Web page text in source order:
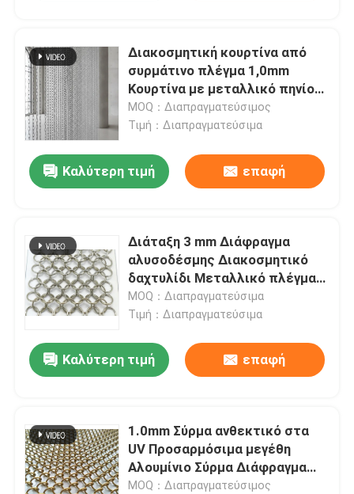
Διακοσμητική κουρτίνα από
συρμάτινο πλέγμα 1,0mm
Κουρτίνα με μεταλλικό πηνίο
με αλυσίδα για εσωτερικούς
χώρους αρχιτεκτονικής
MOQ：Διαπραγματεύσιμος
Τιμή：Διαπραγματεύσιμα
Καλύτερη τιμή επαφή
Διάταξη 3 mm Διάφραγμα
αλυσοδέσμης Διακοσμητικό
δαχτυλίδι Μεταλλικό πλέγμα
γυαλισμένο
MOQ：Διαπραγματεύσιμα
Τιμή：Διαπραγματεύσιμα
Καλύτερη τιμή επαφή
1.0mm Σύρμα ανθεκτικό στα
UV Προσαρμόσιμα μεγέθη
Αλουμίνιο Σύρμα Διάφραγμα
Μεταλλικό περιτύλιγμα
MOQ：Διαπραγματεύσιμος